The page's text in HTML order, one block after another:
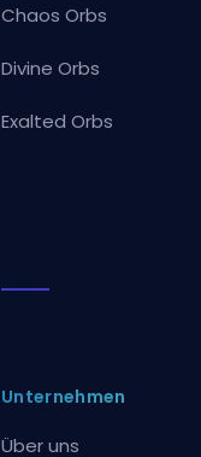
Chaos Orbs
Divine Orbs
Exalted Orbs
Unternehmen
Über uns